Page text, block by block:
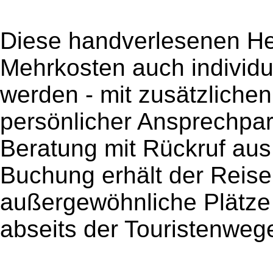
Diese handverlesenen
Mehrkosten auch
werden - mit
persönlicher
Beratung mit Rückruf
Buchung erhält der
außergewöhnliche
abseits der